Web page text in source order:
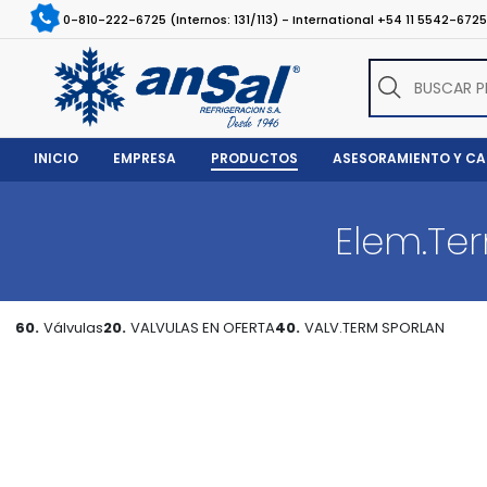
0-810-222-6725 (Internos: 131/113) - International +54 11 5542-6725
INICIO EMPRESA PRODUCTOS ASESORAMIENTO Y
60. Válvulas20. VALVULAS EN OFERTA40. VALV.TERM SPORLAN